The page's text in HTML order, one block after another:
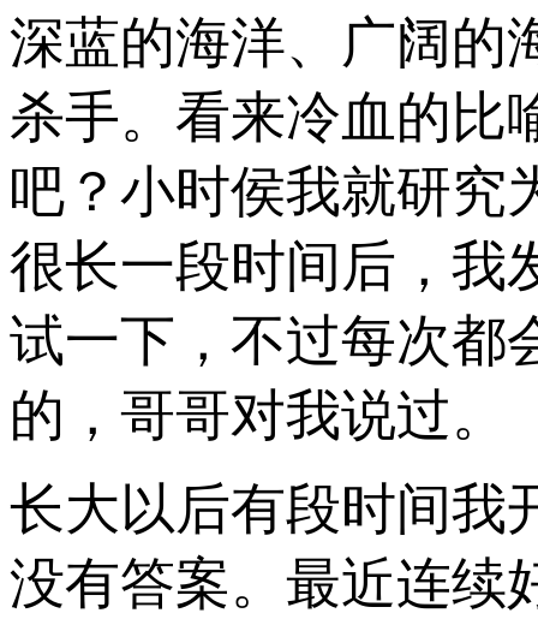
深蓝的海洋、广阔的
杀手。看来冷血的比
吧？小时侯我就研究
很长一段时间后，我
试一下，不过每次都
的，哥哥对我说过。
长大以后有段时间我
没有答案。最近连续